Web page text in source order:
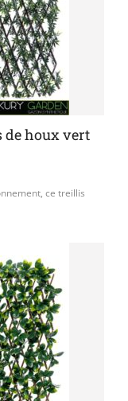
houx vert
ce treillis